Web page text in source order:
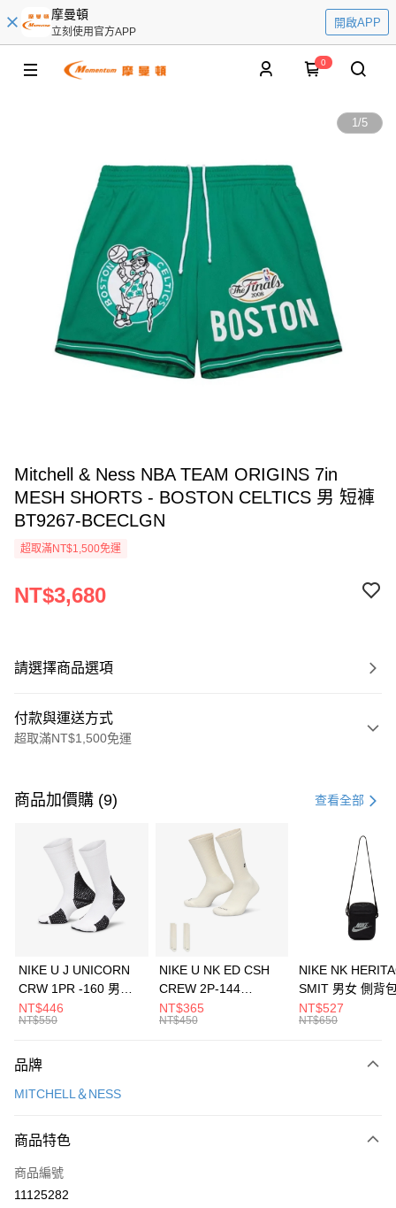
摩曼頓
立刻使用官方APP
開啟APP
0
1/5
Mitchell & Ness NBA TEAM ORIGINS 7in
MESH SHORTS - BOSTON CELTICS 男 短褲
BT9267-BCECLGN
超取滿NT$1,500免運
NT$3,680
請選擇商品選項
付款與運送方式
超取滿NT$1,500免運
信用卡一次付款
3 期 0 利率 每期 21家銀行
合作金庫商業銀行
第一商業銀行
華南商業銀行
彰化商業銀行
上海商業儲蓄銀行
元大商業銀行
台灣樂天信用卡公司
Apple Pay
全盈+PAY
AFTEE先享後付
【關於「AFTEE先享後付」】
便利好安心！
３．安心：先確認商品／服務後，再付款。
【「AFTEE先享後付」結帳流程】
１．於結帳方式選擇「AFTEE先享後付」後，將跳轉至「AFTEE先享後付」
運送方式
每筆NT$100，滿NT$1,500(含以上)免運費
宅配
每筆NT$100，滿NT$1,500(含以上)免運費
商品加價購 (9) 查看全部
NIKE U J UNICORN
CRW 1PR -160 男女
中統襪 FZ3393100
NT$446
NT$550
NIKE U NK ED CSH
CREW 2P-144
EMBRDY 男女 短統襪
FZ3073133
NT$365
NT$450
NIKE NK
SMIT 男女 側背
BA5871010
NT$527
NT$650
品牌
MITCHELL＆NESS
商品特色
商品編號
11125282